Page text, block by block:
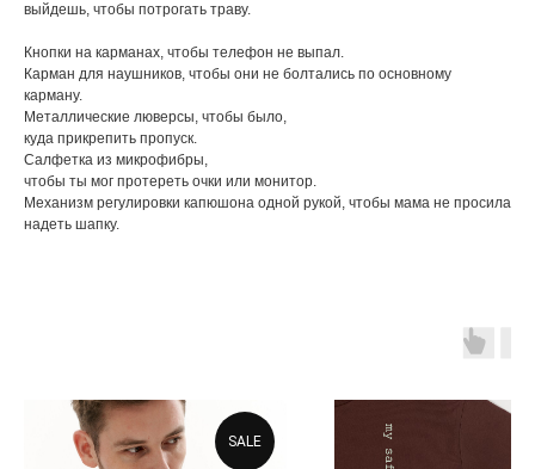
выйдешь, чтобы потрогать траву.
Кнопки на карманах, чтобы телефон не выпал.
Карман для наушников, чтобы они не болтались по основному
карману.
Металлические люверсы, чтобы было,
куда прикрепить пропуск.
Cалфетка из микрофибры,
чтобы ты мог протереть очки или монитор.
Механизм регулировки капюшона одной рукой, чтобы мама не просила
надеть шапку.
SALE